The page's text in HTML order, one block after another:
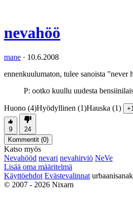
nevahöö
mane · 10.6.2008
ennenkuulumaton, tulee sanoista "never
P: ootko kuullu uudesta
Huono (4)Hyödyllinen (1)Hauska (1) +1
9
24
Kommentit (0)
Katso myös
Nevahööd nevari nevahirviö NeVe
Lisää oma määritelmä
Käyttöehdot Evästevalinnat
© 2007 - 2026 Nixarn